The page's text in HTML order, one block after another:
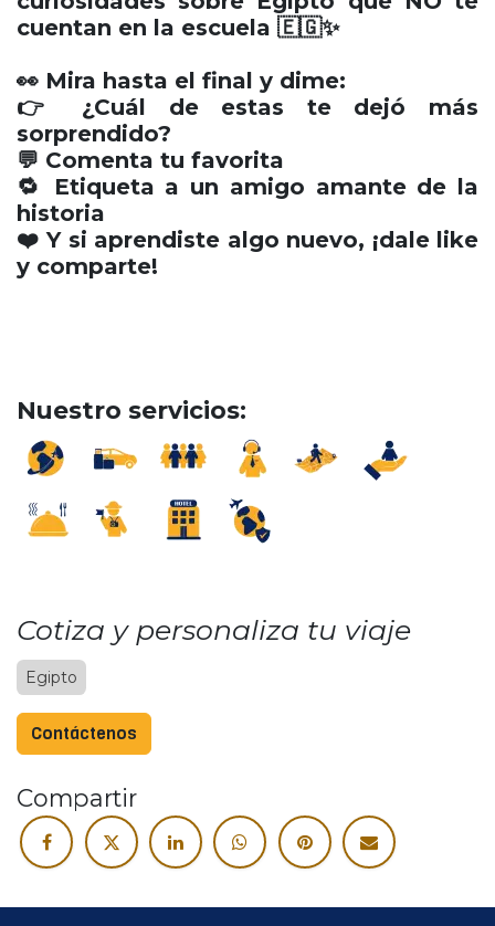
cuentan en la escuela 🇪🇬✨
👀 Mira hasta el final y dime:
👉 ¿Cuál de estas te dejó más
sorprendido?
💬 Comenta tu favorita
🔁 Etiqueta a un amigo amante de la
historia
❤️ Y si aprendiste algo nuevo, ¡dale like
y comparte!
Nuestro servicios:
Cotiza y personaliza tu viaje
Egipto
Contáctenos
Compartir